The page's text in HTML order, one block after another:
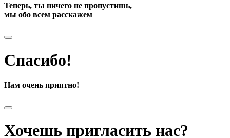
Теперь, ты ничего не пропустишь,
мы обо всем расскажем
Спасибо!
Нам очень приятно!
Хочешь пригласить нас?